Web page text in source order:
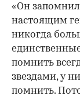
«Он
настоящим
никогда
помнить
звездами, у
помнить.